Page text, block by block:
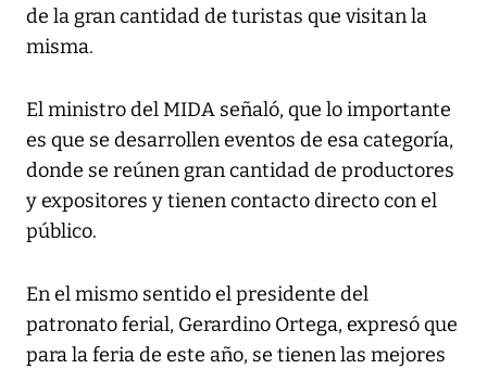
de la gran cantidad de turistas que visitan la
misma.
El ministro del MIDA señaló, que lo importante
es que se desarrollen eventos de esa categoría,
donde se reúnen gran cantidad de productores
y expositores y tienen contacto directo con el
público.
En el mismo sentido el presidente del
patronato ferial, Gerardino Ortega, expresó que
para la feria de este año, se tienen las mejores